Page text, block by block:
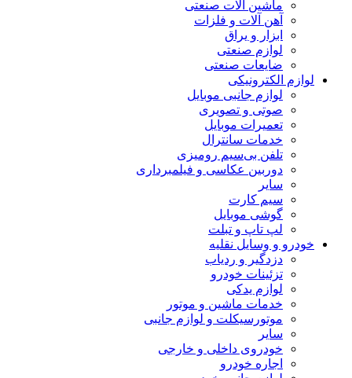
ماشین آلات صنعتی
آهن آلات و فلزات
ابزار و یراق
لوازم صنعتی
ضایعات صنعتی
لوازم الکترونیکی
لوازم جانبی موبایل
صوتی و تصویری
تعمیرات موبایل
خدمات سانترال
تلفن بی‌سیم رومیزی
دوربین عکاسی و فیلمبرداری
سایر
سیم کارت
گوشی موبایل
لپ تاپ و تبلت
خودرو و وسایل نقلیه
دزدگیر و ردیاب
تزئینات خودرو
لوازم یدکی
خدمات ماشین و موتور
موتورسیکلت و لوازم جانبی
سایر
خودروی داخلی و خارجی
اجاره خودرو